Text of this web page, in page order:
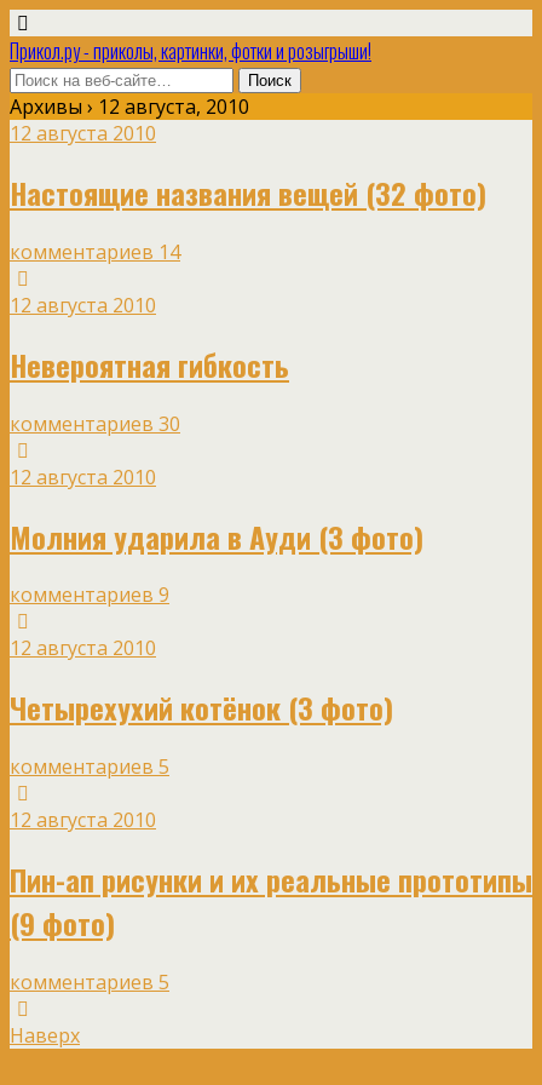
Прикол.ру - приколы, картинки, фотки и розыгрыши!
Архивы › 12 августа, 2010
12 августа 2010
Настоящие названия вещей (32 фото)
комментариев 14
12 августа 2010
Невероятная гибкость
комментариев 30
12 августа 2010
Молния ударила в Ауди (3 фото)
комментариев 9
12 августа 2010
Четырехухий котёнок (3 фото)
комментариев 5
12 августа 2010
Пин-ап рисунки и их реальные прототипы
(9 фото)
комментариев 5
Наверх